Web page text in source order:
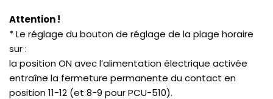
Attention !
* Le réglage du bouton de réglage de la plage horaire
sur :
la position ON avec l’alimentation électrique activée
entraîne la fermeture permanente du contact en
position 11-12 (et 8-9 pour PCU-510).